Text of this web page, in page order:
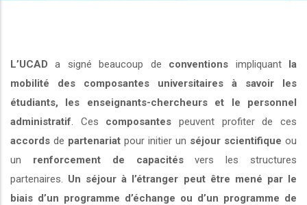
L’UCAD a signé beaucoup de conventions impliquant la
mobilité des composantes universitaires à savoir les
étudiants, les enseignants-chercheurs et le personnel
administratif . Ces composantes peuvent profiter de ces
accords de partenariat pour initier un séjour scientifique ou
un renforcement de capacitésvers les structures
partenaires. Un séjour à l’étranger peut être mené par le
biais d’un programme d’échange ou d’un programme de